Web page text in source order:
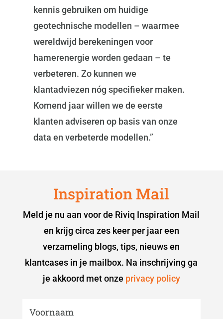
kennis gebruiken om huidige
geotechnische modellen – waarmee
wereldwijd berekeningen voor
hamerenergie worden gedaan – te
verbeteren. Zo kunnen we
klantadviezen nóg specifieker maken.
Komend jaar willen we de eerste
klanten adviseren op basis van onze
data en verbeterde modellen.”
Inspiration Mail
Meld je nu aan voor de Riviq Inspiration Mail
en krijg circa zes keer per jaar een
verzameling blogs, tips, nieuws en
klantcases in je mailbox. Na inschrijving ga
je akkoord met onze privacy policy